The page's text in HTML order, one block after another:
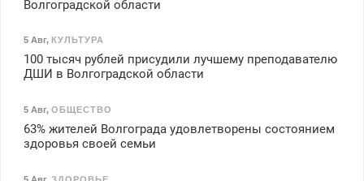
Волгоградской области
5 Авг, КУЛЬТУРА
100 тысяч рублей присудили лучшему преподавателю
ДШИ в Волгоградской области
5 Авг, ОБЩЕСТВО
63% жителей Волгограда удовлетворены состоянием
здоровья своей семьи
5 Авг, ЗДОРОВЬЕ